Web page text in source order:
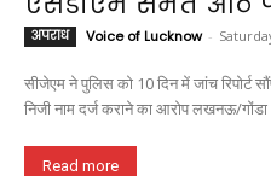
अपराध Voice of Lucknow -
सीजेएम ने पुलिस को 10 दिन में जांच रिपोर्ट
निजी नाम दर्ज कराने का
Read more